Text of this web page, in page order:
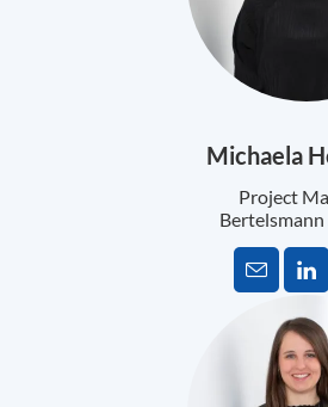
Michaela
Project